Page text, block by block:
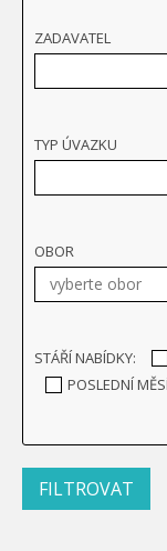
ZADAVATEL
TYP ÚVAZKU
OBOR
STÁŘÍ NABÍDKY:
POSLEDNÍ